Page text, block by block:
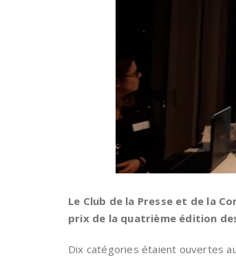
Le Club de la Presse et de la
prix de la quatrième édition
Dix catégories étaient ouvertes